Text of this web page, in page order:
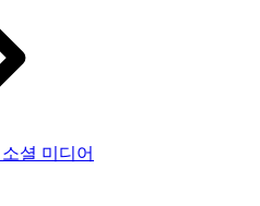
소셜 미디어